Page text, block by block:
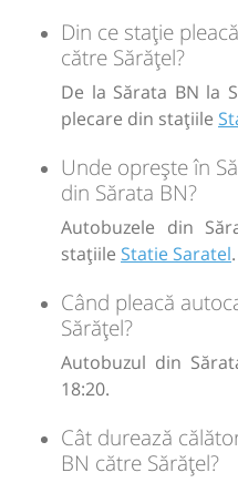
Din ce stație
către Sărățel?
De la Sărata BN la
plecare din stațiile
Unde oprește în
din Sărata BN?
Autobuzele din
stațiile Statie Saratel.
Când pleacă
Sărățel?
Autobuzul din
18:20.
Cât durează
BN către Sărățel?